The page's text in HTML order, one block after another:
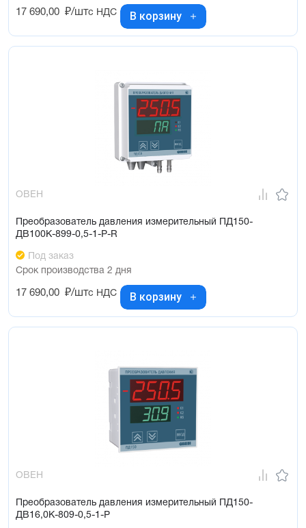
17 690,00 ₽/штс НДС В корзину
ОВЕН
Преобразователь давления измерительный ПД150-
ДВ100К-899-0,5-1-Р-R
Под заказ
Срок производства 2 дня
17 690,00 ₽/штс НДС В корзину
ОВЕН
Преобразователь давления измерительный ПД150-
ДВ16,0К-809-0,5-1-Р